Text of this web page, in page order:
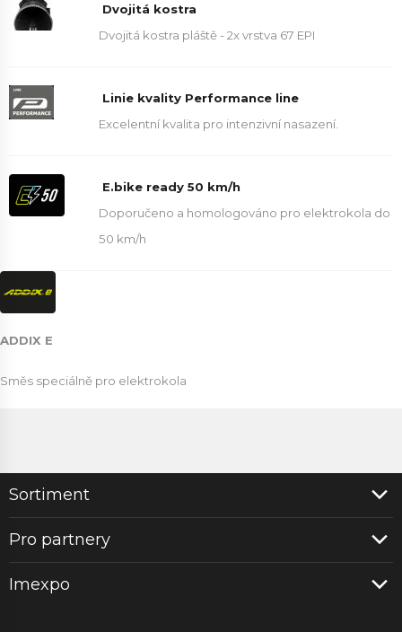
Dvojitá kostra
Dvojitá kostra pláště - 2x vrstva 67 EPI
Linie kvality Performance line
Excelentní kvalita pro intenzivní nasazení.
E.bike ready 50 km/h
Doporučeno a homologováno pro elektrokola do
50 km/h
ADDIX E
Směs speciálně pro elektrokola
Sortiment
Pro partnery
Imexpo